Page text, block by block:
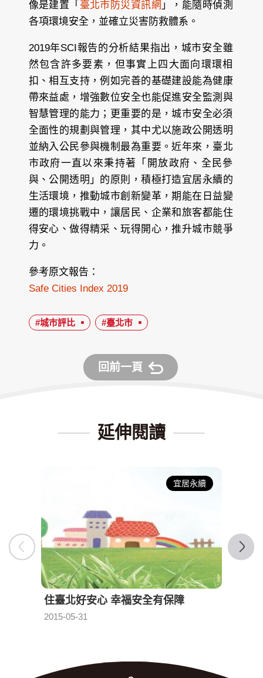
像是建置「 臺北市防災資訊網 」，能隨時偵測
各項環境安全，並確立災害防救體系。
2019年SCI報告的分析結果指出，城市安全雖
然包含許多要素，但事實上四大面向環環相
扣、相互支持，例如完善的基礎建設能為健康
帶來益處，增強數位安全也能促進安全監測與
智慧管理的能力；更重要的是，城市安全必須
全面性的規劃與管理，其中尤以施政公開透明
並納入公民參與機制最為重要。近年來，臺北
市政府一直以來秉持著「開放政府、全民參
與、公開透明」的原則，積極打造宜居永續的
生活環境，推動城市創新變革，期能在日益變
遷的環境挑戰中，讓居民、企業和旅客都能住
得安心、做得精采、玩得開心，推升城市競爭
力。
參考原文報告：
Safe Cities Index 2019
#城市評比 #臺北市
回前一頁
延伸閱讀
宜居永續
住臺北好安心 幸福安全有保障
2015-05-31
發布日期：